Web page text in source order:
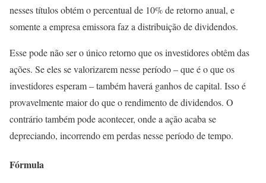
nesses títulos obtém o percentual de 10% de retorno anual, e
somente a empresa emissora faz a distribuição de dividendos.
Esse pode não ser o único retorno que os investidores obtêm das
ações. Se eles se valorizarem nesse período – que é o que os
investidores esperam – também haverá ganhos de capital. Isso é
provavelmente maior do que o rendimento de dividendos. O
contrário também pode acontecer, onde a ação acaba se
depreciando, incorrendo em perdas nesse período de tempo.
Fórmula